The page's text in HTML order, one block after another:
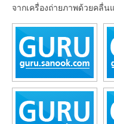
จากเครื่องถ่ายภาพด้วยคลื่น